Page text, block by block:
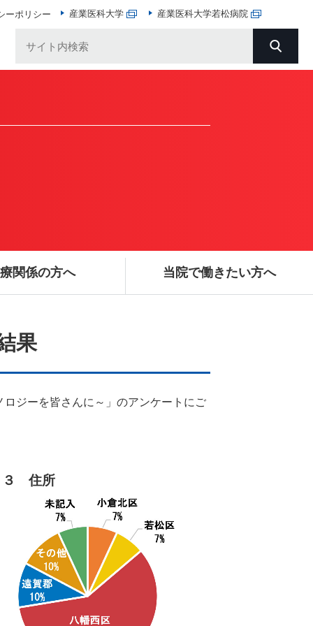
ーポリシー 産業医科大学 産業医科大学若松病院
関係の方へ 当院で働きたい方へ
果
ジーを皆さんに～」のアンケートにご
３ 住所